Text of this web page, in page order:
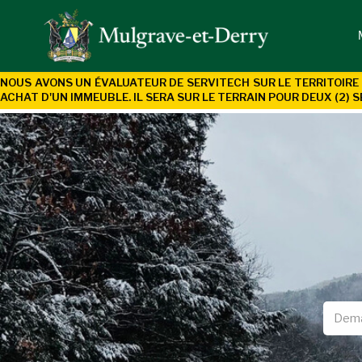
NOUS AVONS UN ÉVALUATEUR DE SERVITECH SUR LE
ACHAT D'UN IMMEUBLE. IL SERA SUR LE TERRAIN POUR DEUX